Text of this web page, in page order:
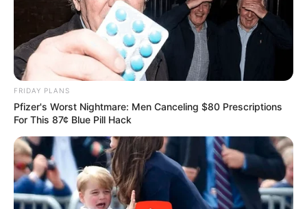
pegue o seu jeans que está abandonado no
guarda-roupas e acompanhe só!
Veja também:
FRIDAY PLANS
Pfizer's Worst Nightmare: Men Canceling $80 Prescriptions
For This 87¢ Blue Pill Hack